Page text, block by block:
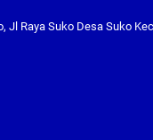
Jl Raya Suko Desa Suko